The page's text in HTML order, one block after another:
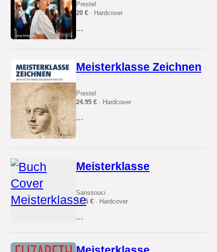
Prestel
20 €· Hardcover
...
Meisterklasse Zeichnen
Prestel
24.95 €· Hardcover
...
Meisterklasse
Sanssouci
12.5 €· Hardcover
...